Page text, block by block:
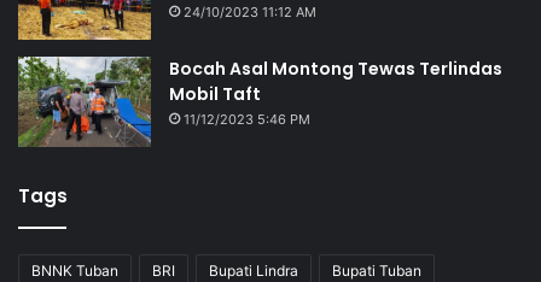
24/10/2023 11:12 AM
Bocah Asal Montong Tewas Terlindas
Mobil Taft
11/12/2023 5:46 PM
Tags
BNNK Tuban BRI Bupati Lindra Bupati Tuban